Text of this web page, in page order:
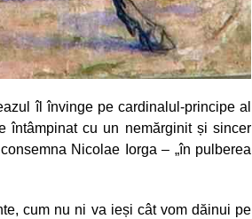
îl învinge pe cardinalul-principe al
întâmpinat cu un nemărginit și sincer
Nicolae Iorga – „în pulberea
cum nu ni va ieși cât vom dăinui pe